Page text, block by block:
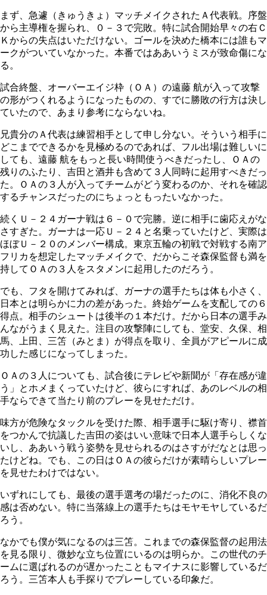
まず、急遽（きゅうきょ）マッチメイクされたＡ代表戦。序盤
から主導権を握られ、０－３で完敗。特に試合開始早々の右Ｃ
Ｋからの失点はいただけない。ゴールを決めた橋本には誰もマ
ークがついていなかった。本番ではああいうミスが致命傷にな
る。
試合終盤、オーバーエイジ枠（ＯＡ）の遠藤 航が入って攻撃
の形がつくれるようになったものの、すでに勝敗の行方は決し
ていたので、あまり参考にならないね。
兄貴分のＡ代表は練習相手として申し分ない。そういう相手に
どこまでできるかを見極めるのであれば、フル出場は難しいに
しても、遠藤 航をもっと長い時間使うべきだったし、ＯＡの
残りのふたり、吉田と酒井も含めて３人同時に起用すべきだっ
た。ＯＡの３人が入ってチームがどう変わるのか、それを確認
するチャンスだったのにちょっともったいなかった。
続くＵ－２４ガーナ戦は６－０で完勝。逆に相手に歯応えがな
さすぎた。ガーナは一応Ｕ－２４と名乗っていたけど、実際は
ほぼＵ－２０のメンバー構成。東京五輪の初戦で対戦する南ア
フリカを想定したマッチメイクで、だからこそ森保監督も満を
持してＯＡの３人をスタメンに起用したのだろう。
でも、フタを開けてみれば、ガーナの選手たちは体も小さく、
日本とは明らかに力の差があった。終始ゲームを支配しての６
得点。相手のシュートは後半の１本だけ。だから日本の選手み
んながうまく見えた。注目の攻撃陣にしても、堂安、久保、相
馬、上田、三笘（みとま）が得点を取り、全員がアピールに成
功した感じになってしまった。
ＯＡの３人についても、試合後にテレビや新聞が「存在感が違
う」とホメまくっていたけど、彼らにすれば、あのレベルの相
手ならできて当たり前のプレーを見せただけ。
味方が危険なタックルを受けた際、相手選手に駆け寄り、襟首
をつかんで抗議した吉田の姿はいい意味で日本人選手らしくな
いし、ああいう戦う姿勢を見せられるのはさすがだなとは思っ
たけどね。でも、この日はＯＡの彼らだけが素晴らしいプレー
を見せたわけではない。
いずれにしても、最後の選手選考の場だったのに、消化不良の
感は否めない。特に当落線上の選手たちはモヤモヤしているだ
ろう。
なかでも僕が気になるのは三笘。これまでの森保監督の起用法
を見る限り、微妙な立ち位置にいるのは明らか。この世代のチ
ームに選ばれるのが遅かったこともマイナスに影響しているだ
ろう。三笘本人も手探りでプレーしている印象だ。